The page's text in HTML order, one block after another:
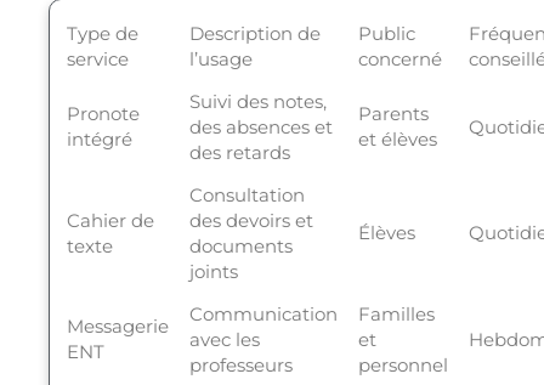
Type de
service
Description de
l’usage
Public
concerné
Pronote
intégré
Suivi des notes,
des absences et
des retards
Parents
et élèves
Cahier de
texte
Consultation
des devoirs et
documents
joints
Élèves
Messagerie
ENT
Communication
avec les
professeurs
Familles
et
personnel